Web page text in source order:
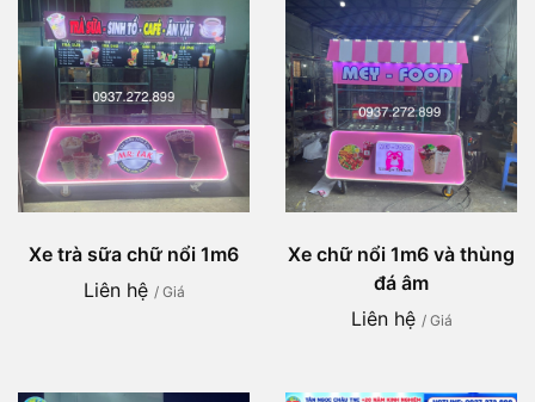
Xe trà sữa chữ nổi 1m6
Liên hệ / Giá
Xe chữ nổi 1m6 và thùng
đá âm
Liên hệ / Giá